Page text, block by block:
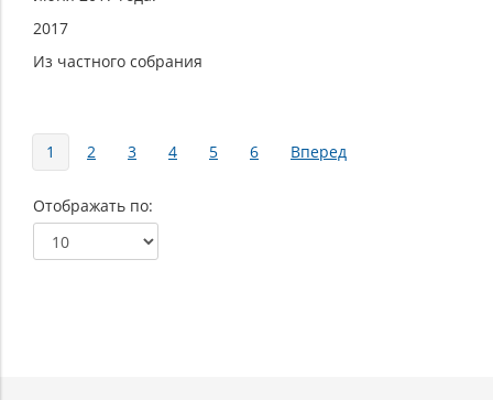
2017
Из частного собрания
Страницы
1 2 3 4 5 6 Вперед
Отображать по